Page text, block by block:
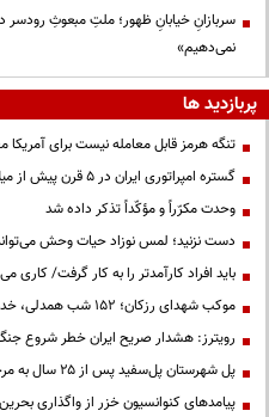
سربازانِ خیابانِ ظهور؛ ملتِ مبعوثِ رودسر
نمی‌دهیم»
پربازدید ها
تنگه هرمز قابل معامله نیست برای آمریکا
گستره امپراتوری ایران در ۵ قرن پیش از میلاد؛ تصویری از ایران ۲۵ قرن پیش
وحدت مکرّراً و مؤکّداً تذکر داده شد
دست نزنید؛ لمس نوزاد حیات وحش
باید افراد کارآمدتر را به کار گرفت/
موکب شهدای رزکان؛ ۱۵۲ شب همدلی، خدمت و میزبانی از مردم ولایت‌مدار شهریار
رویترز: هشدار صریح ایران خطر شروع
پل شهرستان پل‌سفید پس از ۲۵ سال به مرحله بهره‌برداری رسید
پیامدهای کنوانسیون خزر از واگذاری